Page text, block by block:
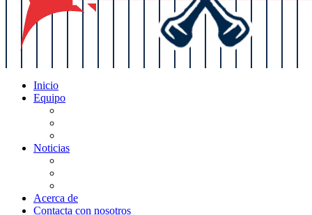
Inicio
Equipo
Noticias
Acerca de
Contacta con nosotros